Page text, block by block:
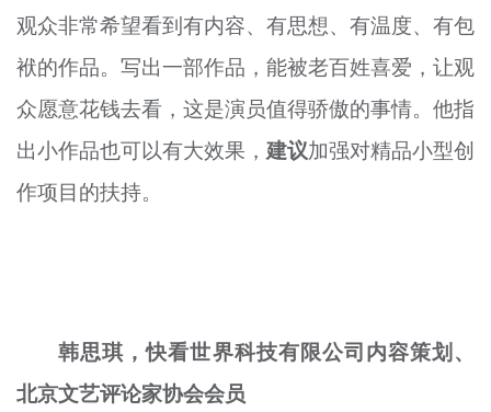
观众非常希望看到有内容、有思想、有温度、有包
袱的作品。写出一部作品，能被老百姓喜爱，让观
众愿意花钱去看，这是演员值得骄傲的事情。他指
出小作品也可以有大效果，建议加强对精品小型创
作项目的扶持。
韩思琪，快看世界科技有限公司内容策划、
北京文艺评论家协会会员